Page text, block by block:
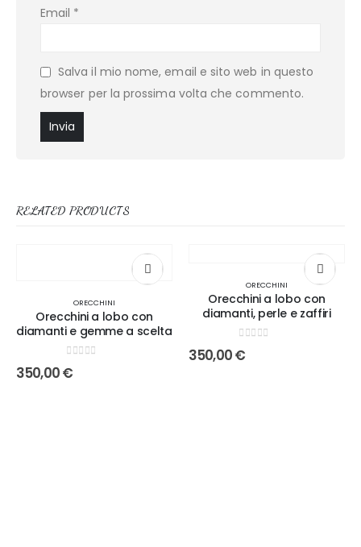
Email *
Salva il mio nome, email e sito web in questo
browser per la prossima volta che commento.
RELATED PRODUCTS
ORECCHINI
Orecchini a lobo con
diamanti e gemme a scelta
350,00€
ORECCHINI
Orecchini a lobo con
diamanti, perle e zaffiri
350,00€